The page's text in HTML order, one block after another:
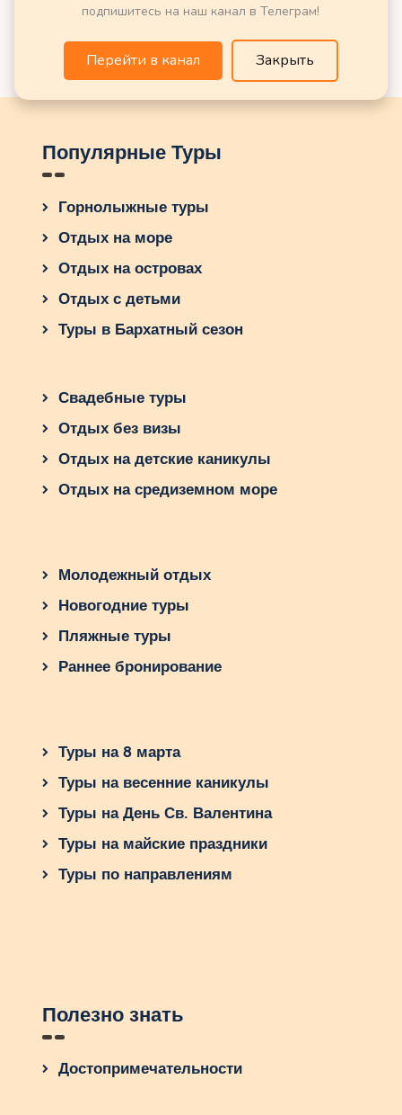
Популярные Туры
Горнолыжные туры
Отдых на море
Отдых на островах
Отдых с детьми
Туры в Бархатный сезон
Свадебные туры
Отдых без визы
Отдых на детские каникулы
Отдых на средиземном море
Молодежный отдых
Новогодние туры
Пляжные туры
Раннее бронирование
Туры на 8 марта
Туры на весенние каникулы
Туры на День Св. Валентина
Туры на майские праздники
Туры по направлениям
Полезно знать
Достопримечательности
подпишитесь на наш канал в Телеграм!
Перейти в канал Закрыть